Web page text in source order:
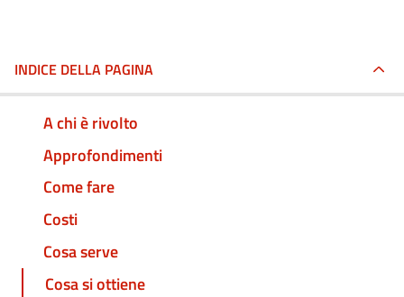
INDICE DELLA PAGINA
A chi è rivolto
Approfondimenti
Come fare
Costi
Cosa serve
Cosa si ottiene